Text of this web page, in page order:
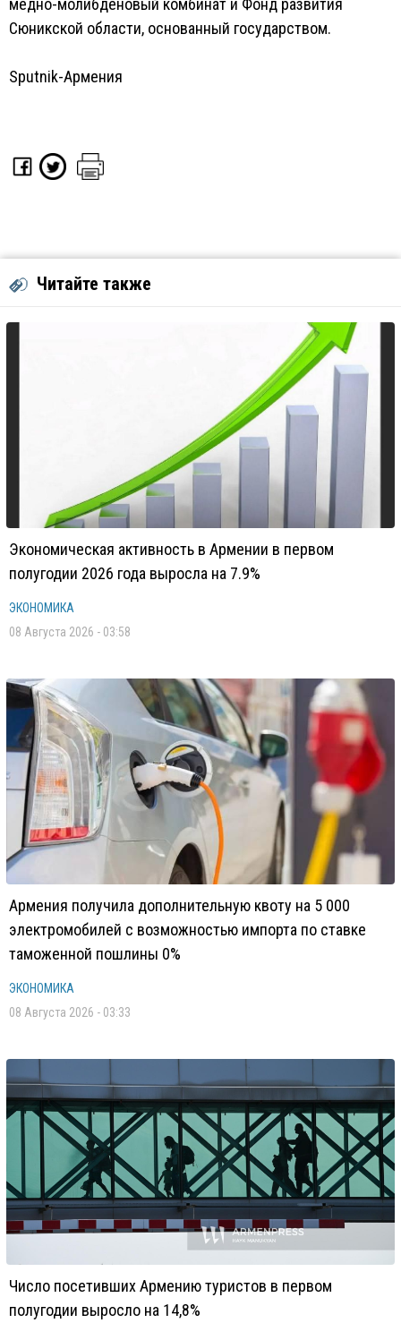
медно-молибденовый комбинат и Фонд развития
Сюникской области, основанный государством.
Sputnik-Армения
Читайте также
Экономическая активность в Армении в первом
полугодии 2026 года выросла на 7.9%
ЭКОНОМИКА
08 Августа 2026 - 03:58
Армения получила дополнительную квоту на 5 000
электромобилей с возможностью импорта по ставке
таможенной пошлины 0%
ЭКОНОМИКА
08 Августа 2026 - 03:33
Число посетивших Армению туристов в первом
полугодии выросло на 14,8%